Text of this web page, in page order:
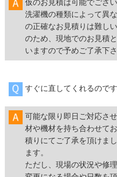
仮のお見積は可能でござ
洗濯機の種類によって異
の正確なお見積りは難し
のため、現地でのお見積
いますので予めご了承下さ
すぐに直してくれるので
可能な限り即日ご対応さ
材や機材を持ち合わせて
積りにてご了承を頂けま
ます。
ただし、現場の状況や修